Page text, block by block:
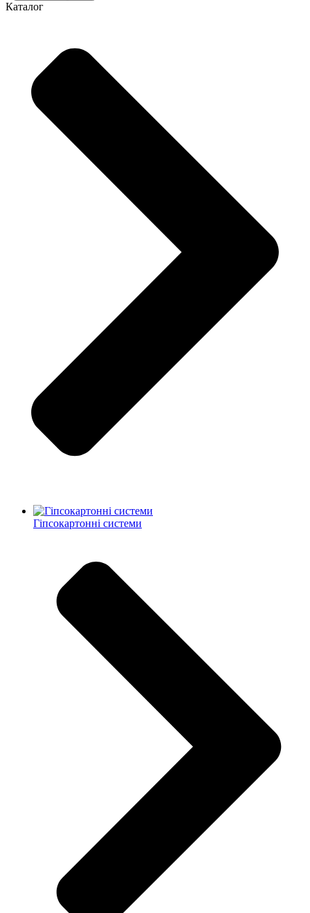
Каталог
Гіпсокартонні системи